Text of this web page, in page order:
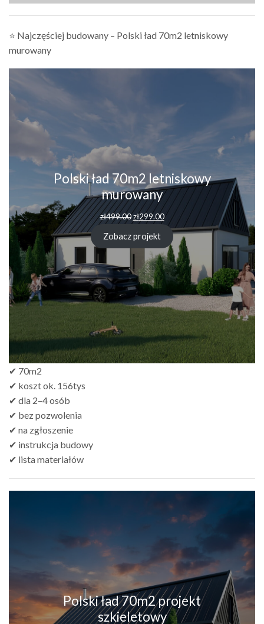
⭐ Najczęściej budowany – Polski ład 70m2 letniskowy
murowany
Polski ład 70m2 letniskowy
murowany
zł499.00 zł299.00
Zobacz projekt
✔ 70m2
✔ koszt ok. 156tys
✔ dla 2–4 osób
✔ bez pozwolenia
✔ na zgłoszenie
✔ instrukcja budowy
✔ lista materiałów
Polski ład 70m2 projekt
szkieletowy